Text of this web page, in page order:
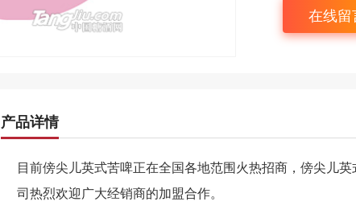
在线留
产品详情
目前傍尖儿英式苦啤正在全国各地范围火热招商，傍尖儿
司热烈欢迎广大经销商的加盟合作。